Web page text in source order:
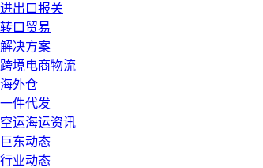
进出口报关
转口贸易
解决方案
跨境电商物流
海外仓
一件代发
空运海运资讯
巨东动态
行业动态